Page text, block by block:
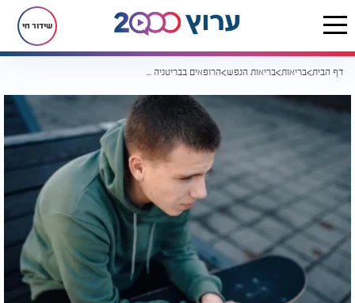
שידור חי
דף הבית בריאות בריאות הנפש הרופאים בבריטניה מזהירים: "רשתות חברתיות מסוכנות לילדים כמו עישון"